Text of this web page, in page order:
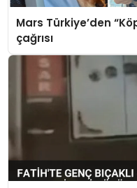
Mars Türkiye’den
çağrısı